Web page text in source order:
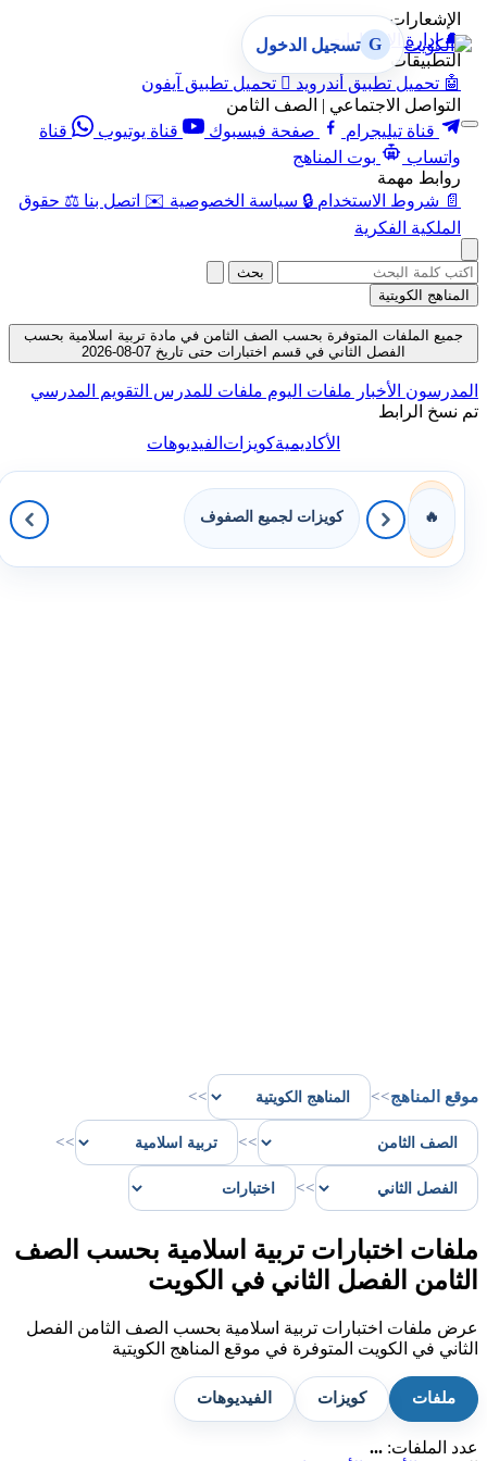
الإشعارات
🔔 إدارة الإشعارات
التطبيقات
🤖 تحميل تطبيق أندرويد  تحميل تطبيق آيفون
التواصل الاجتماعي | الصف الثامن
قناة تيليجرام
صفحة فيسبوك قناة يوتيوب
قناة
واتساب
بوت المناهج
روابط مهمة
📄 شروط الاستخدام 🔒 سياسة الخصوصية ✉️ اتصل بنا ⚖️ حقوق
الملكية الفكرية
G تسجيل الدخول
بحث
المناهج الكويتية
جميع الملفات المتوفرة بحسب الصف الثامن في مادة تربية اسلامية بحسب
الفصل الثاني في قسم اختبارات حتى تاريخ 07-08-2026
المدرسون الأخبار ملفات اليوم ملفات للمدرس التقويم المدرسي
تم نسخ الرابط
الأكاديميةكويزاتالفيديوهات
🔥 كويزات لجميع الصفوف
موقع المناهج>>
>>
>>
>>
>>
ملفات اختبارات تربية اسلامية بحسب الصف
الثامن الفصل الثاني في الكويت
عرض ملفات اختبارات تربية اسلامية بحسب الصف الثامن الفصل
الثاني في الكويت المتوفرة في موقع المناهج الكويتية
ملفات كويزات الفيديوهات
عدد الملفات: ...